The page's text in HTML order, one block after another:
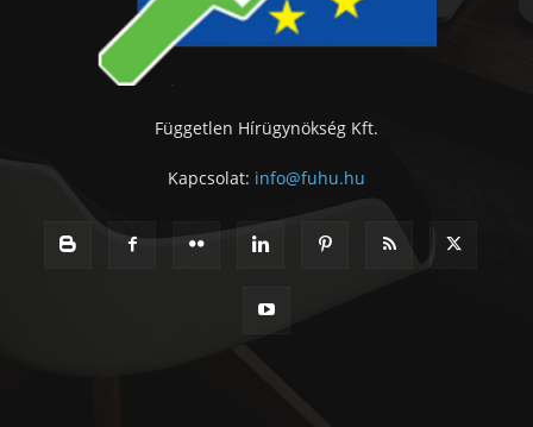
Független Hírügynökség Kft.
Kapcsolat: info@fuhu.hu